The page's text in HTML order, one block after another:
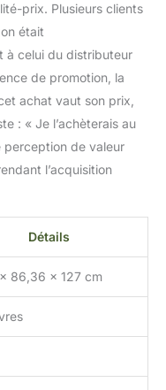
prix. Plusieurs clients
était
à celui du distributeur
de promotion, la
achat vaut son prix,
: « Je l’achèterais au
perception de valeur
l’acquisition
Détails
86,36 x 127 cm